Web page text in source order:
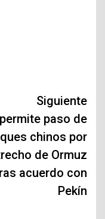
Siguiente
paso de
chinos por
de Ormuz
acuerdo con
Pekín